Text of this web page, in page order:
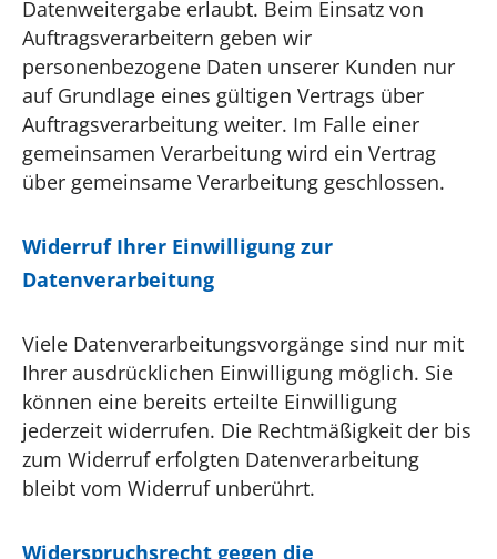
Datenweitergabe erlaubt. Beim Einsatz von
Auftragsverarbeitern geben wir
personenbezogene Daten unserer Kunden nur
auf Grundlage eines gültigen Vertrags über
Auftragsverarbeitung weiter. Im Falle einer
gemeinsamen Verarbeitung wird ein Vertrag
über gemeinsame Verarbeitung geschlossen.
Widerruf Ihrer Einwilligung zur
Datenverarbeitung
Viele Datenverarbeitungsvorgänge sind nur mit
Ihrer ausdrücklichen Einwilligung möglich. Sie
können eine bereits erteilte Einwilligung
jederzeit widerrufen. Die Rechtmäßigkeit der bis
zum Widerruf erfolgten Datenverarbeitung
bleibt vom Widerruf unberührt.
Widerspruchsrecht gegen die